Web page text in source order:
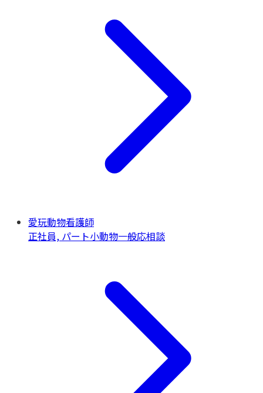
愛玩動物看護師
正社員, パート小動物一般応相談